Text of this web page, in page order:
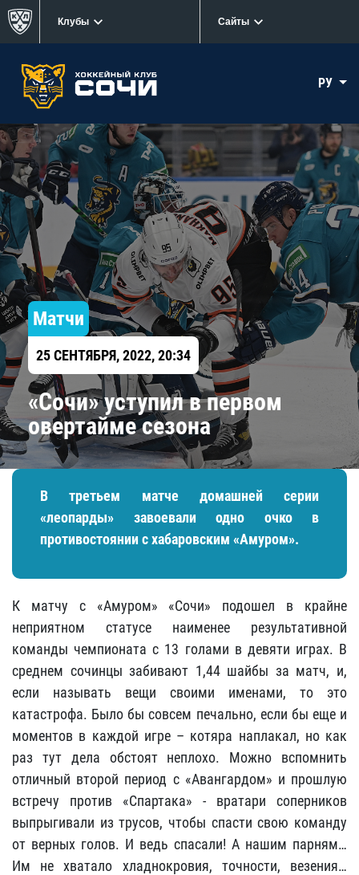
Клубы Сайты
РУ
Матчи
25 СЕНТЯБРЯ, 2022, 20:34
«Сочи» уступил в первом
овертайме сезона
В третьем матче домашней серии
«леопарды» завоевали одно очко в
противостоянии с хабаровским «Амуром».
К матчу с «Амуром» «Сочи» подошел в крайне
неприятном статусе наименее результативной
команды чемпионата с 13 голами в девяти играх. В
среднем сочинцы забивают 1,44 шайбы за матч, и,
если называть вещи своими именами, то это
катастрофа. Было бы совсем печально, если бы еще и
моментов в каждой игре – котяра наплакал, но как
раз тут дела обстоят неплохо. Можно вспомнить
отличный второй период с «Авангардом» и прошлую
встречу против «Спартака» - вратари соперников
выпрыгивали из трусов, чтобы спасти свою команду
от верных голов. И ведь спасали! А нашим парням…
Им не хватало хладнокровия, точности, везения…